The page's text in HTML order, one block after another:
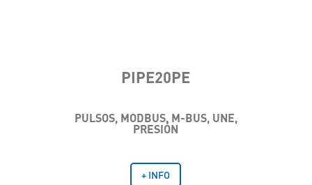
PIPE20PE
PULSOS, MODBUS, M-BUS, UNE,
PRESIÓN
+ INFO